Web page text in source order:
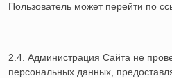
Пользователь может перейти по
2.4. Администрация Сайта не
персональных данных,